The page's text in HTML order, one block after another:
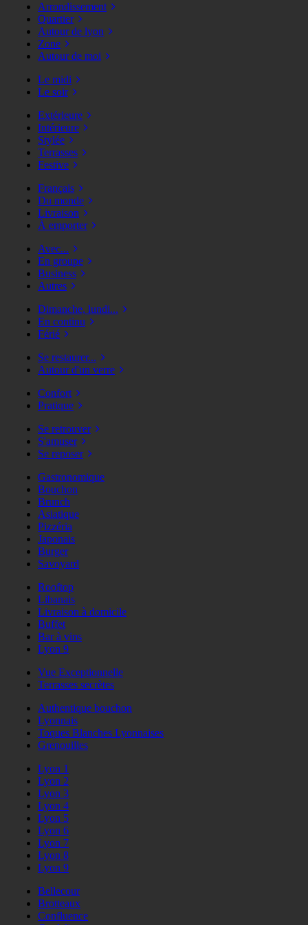
Arrondissement
Quartier
Autour de lyon
Zone
Autour de moi
Le midi
Le soir
Extérieure
Intérieure
Stylée
Terrasses
Festive
Français
Du monde
Livraison
À emporter
Avec...
En groupe
Business
Autres
Dimanche, lundi...
En continu
Férié
Se restaurer...
Autour d'un verre
Confort
Pratique
Se retrouver
S'amuser
Se reposer
Gastronomique
Bouchon
Brunch
Asiatique
Pizzéria
Japonais
Burger
Savoyard
Rooftop
Libanais
Livraison à domicile
Buffet
Bar à vins
Lyon 9
Vue Exceptionnelle
Terrasses secrètes
Authentique bouchon
Lyonnais
Toques Blanches Lyonnaises
Grenouilles
Lyon 1
Lyon 2
Lyon 3
Lyon 4
Lyon 5
Lyon 6
Lyon 7
Lyon 8
Lyon 9
Bellecour
Brotteaux
Confluence